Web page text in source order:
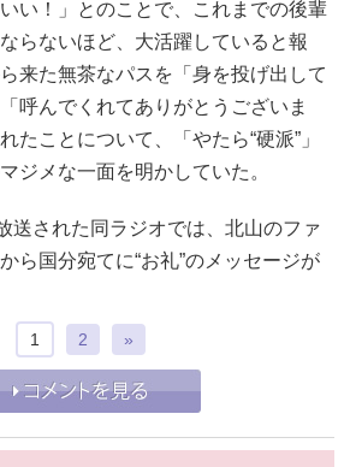
い！」とのことで、これまでの後輩
らないほど、大活躍していると報
来た無茶なパスを「身を投げ出して
呼んでくれてありがとうございま
たことについて、「やたら“硬派”」
ジメな一面を明かしていた。
された同ラジオでは、北山のファ
ら国分宛てに“お礼”のメッセージが
1 2 »